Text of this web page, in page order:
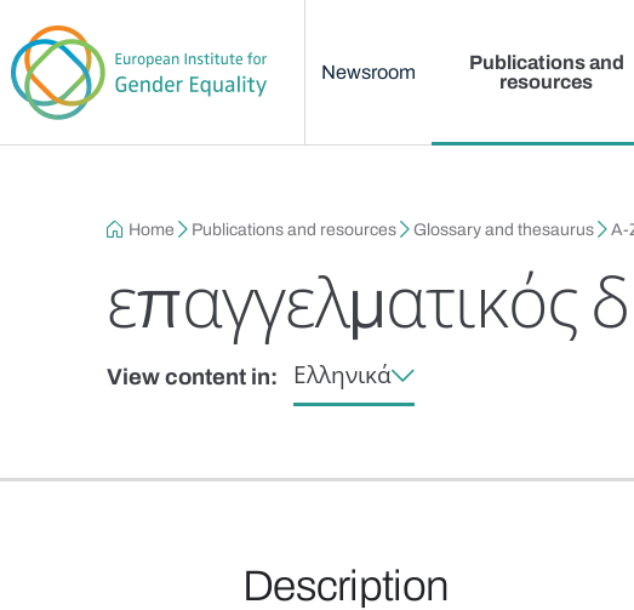
Newsroom
Publications and
resources
Breadcrumb
Home Publications and resources Glossary and thesaurus A-
επαγγελματικός
View content in: Ελληνικά
Description